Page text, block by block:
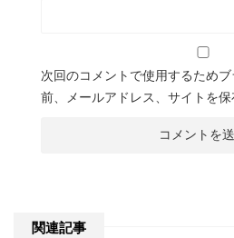
次回のコメントで使用するため
前、メールアドレス、サイトを保
関連記事